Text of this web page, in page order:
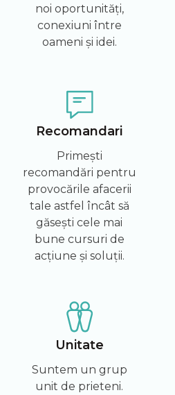
noi oportunități,
conexiuni între
oameni și idei.
Recomandari
Primești
recomandări pentru
provocările afacerii
tale astfel încât să
găsești cele mai
bune cursuri de
acțiune și soluții.
Unitate
Suntem un grup
unit de prieteni.